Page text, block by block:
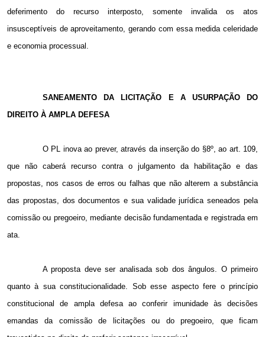
deferimento do recurso interposto, somente invalida os atos
insusceptíveis de aproveitamento, gerando com essa medida celeridade
e economia processual.
SANEAMENTO DA LICITAÇÃO E A USURPAÇÃO DO
DIREITO À AMPLA DEFESA
O PL inova ao prever, através da inserção do §8º, ao art. 109,
que não caberá recurso contra o julgamento da habilitação e das
propostas, nos casos de erros ou falhas que não alterem a substância
das propostas, dos documentos e sua validade jurídica seneados pela
comissão ou pregoeiro, mediante decisão fundamentada e registrada em
ata.
A proposta deve ser analisada sob dos ângulos. O primeiro
quanto à sua constitucionalidade. Sob esse aspecto fere o princípio
constitucional de ampla defesa ao conferir imunidade às decisões
emandas da comissão de licitações ou do pregoeiro, que ficam